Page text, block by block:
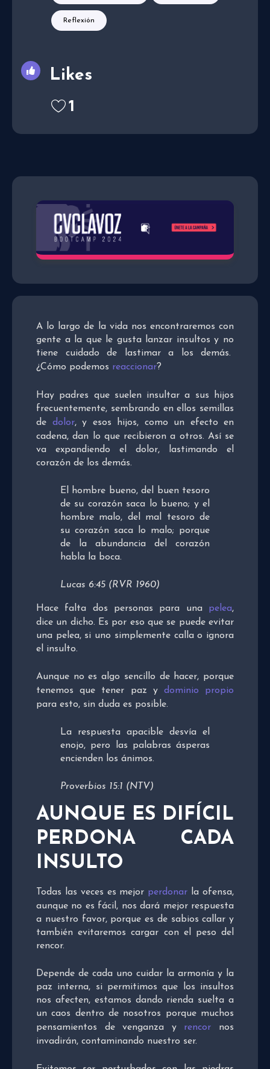
A lo largo de la vida nos encontraremos con
gente a la que le gusta lanzar insultos y no
tiene cuidado de lastimar a los demás.
¿Cómo podemos reaccionar?
Hay padres que suelen insultar a sus hijos
frecuentemente, sembrando en ellos semillas
de dolor, y esos hijos, como un efecto en
cadena, dan lo que recibieron a otros. Así se
va expandiendo el dolor, lastimando el
corazón de los demás.
El hombre bueno, del buen tesoro
de su corazón saca lo bueno; y el
hombre malo, del mal tesoro de
su corazón saca lo malo; porque
de la abundancia del corazón
habla la boca.
Lucas 6:45 (RVR 1960)
Hace falta dos personas para una pelea,
dice un dicho. Es por eso que se puede evitar
una pelea, si uno simplemente calla o ignora
el insulto.
Aunque no es algo sencillo de hacer, porque
tenemos que tener paz y dominio propio
para esto, sin duda es posible.
La respuesta apacible desvía el
enojo, pero las palabras ásperas
encienden los ánimos.
Proverbios 15:1 (NTV)
AUNQUE ES DIFÍCIL
PERDONA CADA
INSULTO
Todas las veces es mejor perdonar
la ofensa,
aunque no es fácil, nos dará mejor respuesta
a nuestro favor, porque es de sabios callar y
también evitaremos cargar con el peso del
rencor.
Depende de cada uno cuidar la armonía y la
paz interna, si permitimos que los insultos
nos afecten, estamos dando rienda suelta a
un caos dentro de nosotros porque muchos
pensamientos de venganza y rencor nos
invadirán, contaminando nuestro ser.
Reflexión
Likes
1